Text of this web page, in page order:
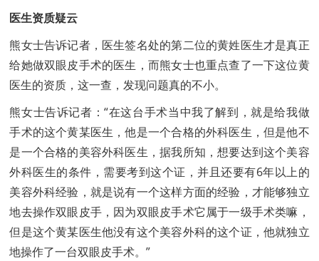
医生资质疑云
熊女士告诉记者，医生签名处的第二位的黄姓医生才是真正
给她做双眼皮手术的医生，而熊女士也重点查了一下这位黄
医生的资质，这一查，发现问题真的不小。
熊女士告诉记者：“在这台手术当中我了解到，就是给我做
手术的这个黄某医生，他是一个合格的外科医生，但是他不
是一个合格的美容外科医生，据我所知，想要达到这个美容
外科医生的条件，需要考到这个证，并且还要有6年以上的
美容外科经验，就是说有一个这样方面的经验，才能够独立
地去操作双眼皮手，因为双眼皮手术它属于一级手术类嘛，
但是这个黄某医生他没有这个美容外科的这个证，他就独立
地操作了一台双眼皮手术。”